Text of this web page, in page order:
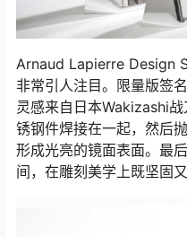
Arnaud Lapierre Design
非常引人注目。限量版签
灵感来自日本Wakizashi
锈钢件焊接在一起，然后
形成光亮的镜面表面。最
间，在雕刻美学上既坚固又